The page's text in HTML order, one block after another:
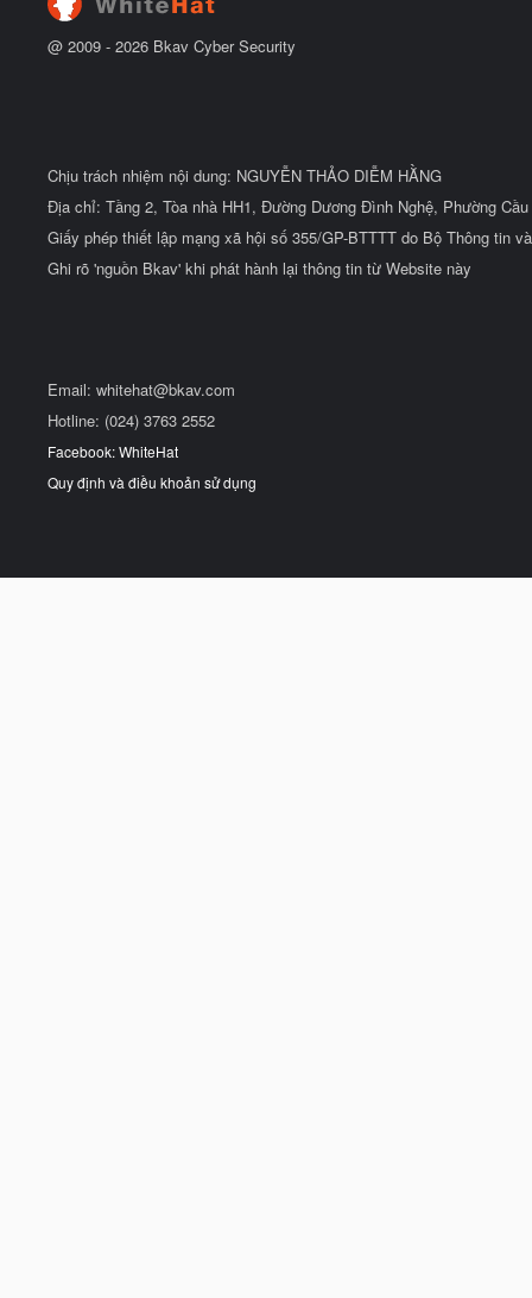
@ 2009 - 2026 Bkav Cyber Security
Chịu trách nhiệm nội dung: NGUYỄN THẢO DIỄM HẰNG
Địa chỉ: Tầng 2, Tòa nhà HH1, Đường Dương Đình Nghệ, Phường
Giấy phép thiết lập mạng xã hội số 355/GP-BTTTT do Bộ Thông tin
Ghi rõ 'nguồn Bkav' khi phát hành lại thông tin từ Website này
Email: whitehat@bkav.com
Hotline: (024) 3763 2552
Facebook: WhiteHat
Quy định và điều khoản sử dụng